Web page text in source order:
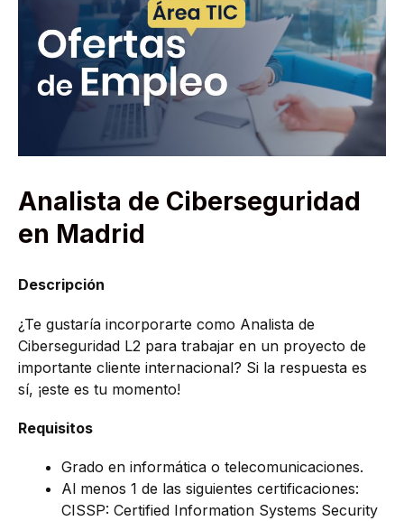
Analista de Ciberseguridad
en Madrid
Descripción
¿Te gustaría incorporarte como Analista de
Ciberseguridad L2 para trabajar en un proyecto de
importante cliente internacional? Si la respuesta es
sí, ¡este es tu momento!
Requisitos
Grado en informática o telecomunicaciones.
Al menos 1 de las siguientes certificaciones:
CISSP: Certified Information Systems Security